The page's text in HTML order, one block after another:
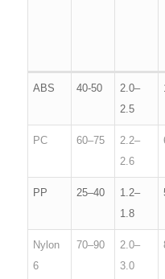
ABS 40-50
2.0–
2.5
PC 60–75
2.2–
2.6
PP 25–40
1.2–
1.8
Nylon
6
70–90
2.0–
3.0